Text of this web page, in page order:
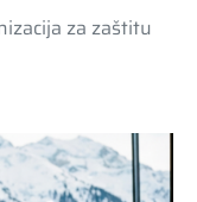
za zaštitu